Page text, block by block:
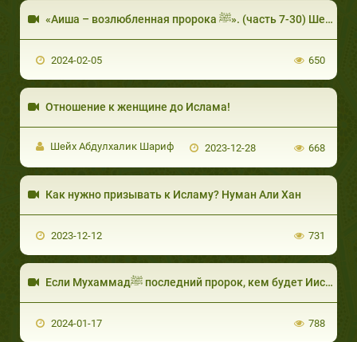
«Аиша – возлюбленная пророка ﷺ». (часть 7-30) Шейх Ибрахим Дувейш
2024-02-05 650
Отношение к женщине до Ислама!
Шейх Абдулхалик Шариф 2023-12-28 668
Как нужно призывать к Исламу? Нуман Али Хан
2023-12-12 731
Если Мухаммадﷺ последний пророк, кем будет Иисус после пришествия на землю? Закир Найк.
2024-01-17 788